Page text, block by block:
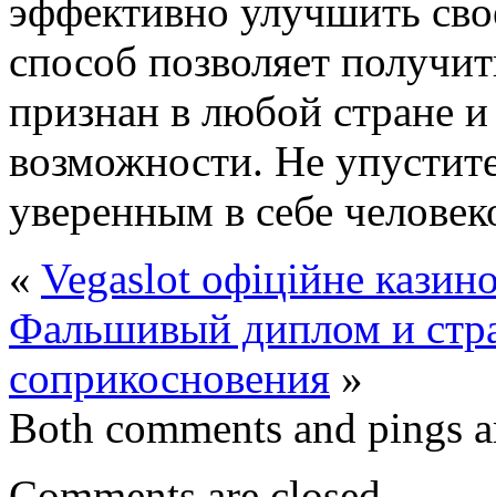
эффективно улучшить
способ позволяет
признан в любой стране
возможности. Не
уверенным в себе
« Vegaslot офіційне
Фальшивый диплом и
соприкосновения »
Both comments and pings